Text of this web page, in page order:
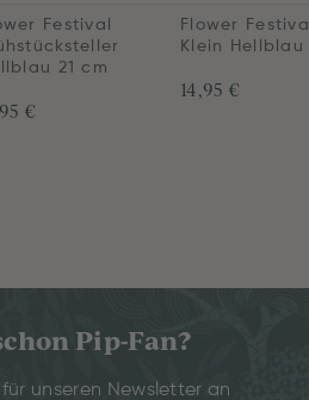
Festival
21 cm
€
Flower
Klein Hellblau
14,95 €
Pip-Fan?
unseren Newsletter an